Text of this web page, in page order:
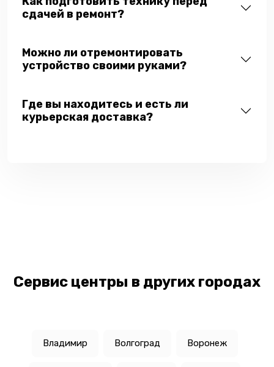
сдачей в ремонт?
Можно ли отремонтировать
устройство своими руками?
Где вы находитесь и есть ли
курьерская доставка?
Сервис центры в других городах
Владимир Волгоград Воронеж